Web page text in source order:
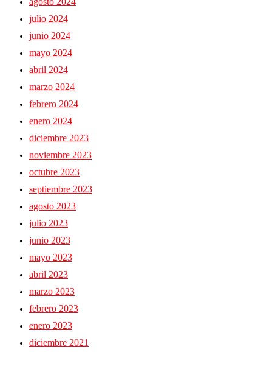
julio 2024
junio 2024
mayo 2024
abril 2024
marzo 2024
febrero 2024
enero 2024
diciembre 2023
noviembre 2023
octubre 2023
septiembre 2023
agosto 2023
julio 2023
junio 2023
mayo 2023
abril 2023
marzo 2023
febrero 2023
enero 2023
diciembre 2021